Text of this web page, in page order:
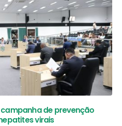
de prevenção
virais